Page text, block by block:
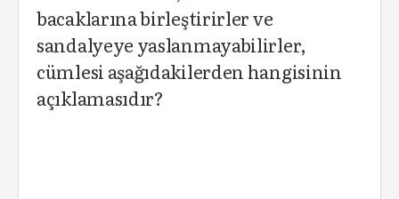
bacaklarına birleştirirler ve
sandalyeye yaslanmayabilirler,
cümlesi aşağıdakilerden hangisinin
açıklamasıdır?